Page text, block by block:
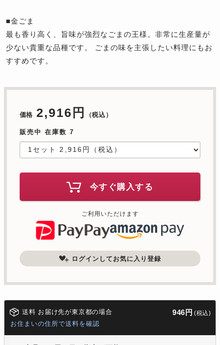
■金ごま
最も香り高く、旨味が強烈なごまの王様。非常に生産量が
少ない貴重な品種です。 ごまの味を主張したい料理にもお
すすめです。
価格 2,916円 （税込）
販売中 在庫数 7
今すぐ購入する
ご利用いただけます
ログインしてお気に入り登録
送料 お届け先が東京都の場合 946円 (税込)
お住まいの住所で送料を確認